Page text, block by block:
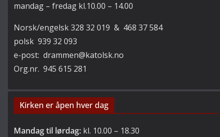
mandag – fredag kl.10.00 – 14.00
Norsk/engelsk 328 32 019 & 468 37 584
polsk 939 32 093
e-post: drammen@katolsk.no
Org.nr. 945 615 281
Kirken er åpen hver dag
Mandag til lørdag: kl. 10.00 – 18.30